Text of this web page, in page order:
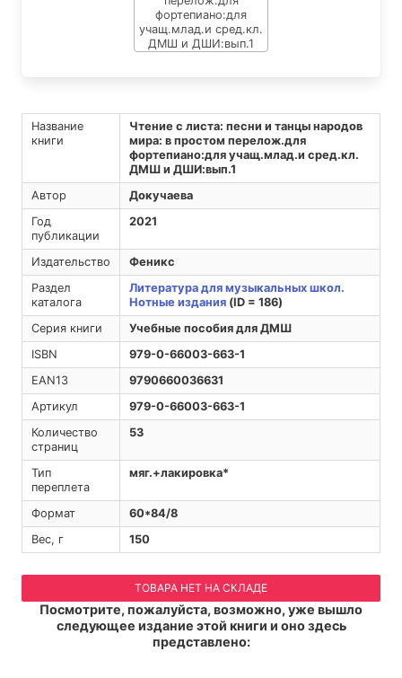
Название
книги
Чтение с листа: песни и танцы народов
мира: в простом перелож.для
фортепиано:для учащ.млад.и сред.кл.
ДМШ и ДШИ:вып.1
Автор
Докучаева
Год
публикации
2021
Издательство
Феникс
Раздел
каталога
Литература для музыкальных школ.
Нотные издания(ID = 186)
Серия книги
Учебные пособия для ДМШ
ISBN
979-0-66003-663-1
EAN13
9790660036631
Артикул
979-0-66003-663-1
Количество
страниц
53
Тип
переплета
мяг.+лакировка*
Формат
60*84/8
Вес, г
150
ТОВАРА НЕТ НА СКЛАДЕ
Посмотрите, пожалуйста, возможно, уже вышло
следующее издание этой книги и оно здесь
представлено: